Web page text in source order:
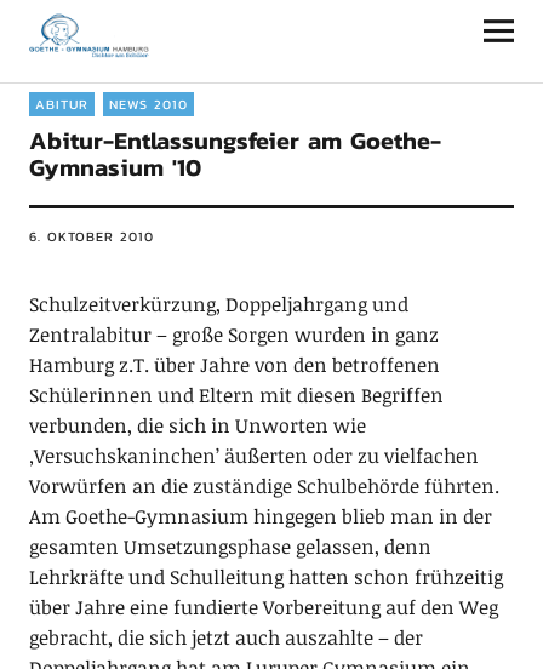
Goethe-Gymnasium Hamburg
ABITUR NEWS 2010
Abitur-Entlassungsfeier am Goethe-
Gymnasium '10
6. OKTOBER 2010
Schulzeitverkürzung, Doppeljahrgang und
Zentralabitur – große Sorgen wurden in ganz
Hamburg z.T. über Jahre von den betroffenen
Schülerinnen und Eltern mit diesen Begriffen
verbunden, die sich in Unworten wie
‚Versuchskaninchen’ äußerten oder zu vielfachen
Vorwürfen an die zuständige Schulbehörde führten.
Am Goethe-Gymnasium hingegen blieb man in der
gesamten Umsetzungsphase gelassen, denn
Lehrkräfte und Schulleitung hatten schon frühzeitig
über Jahre eine fundierte Vorbereitung auf den Weg
gebracht, die sich jetzt auch auszahlte – der